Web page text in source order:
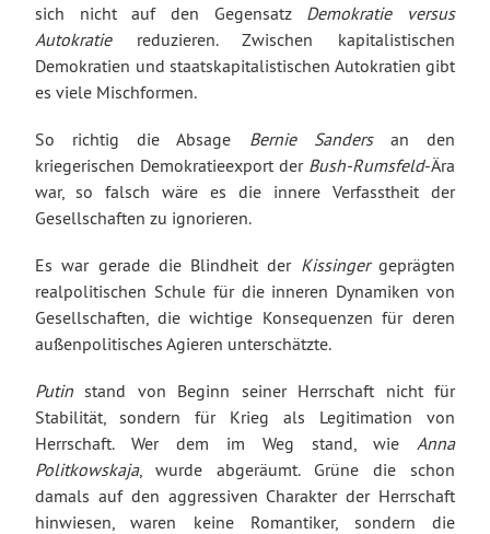
sich nicht auf den Gegensatz Demokratie versus
Autokratie reduzieren. Zwischen kapitalistischen
Demokratien und staatskapitalistischen Autokratien gibt
es viele Mischformen.
So richtig die Absage Bernie Sandersan den
kriegerischen Demokratieexport der Bush-Rumsfeld-Ära
war, so falsch wäre es die innere Verfasstheit der
Gesellschaften zu ignorieren.
Es war gerade die Blindheit der Kissingergeprägten
realpolitischen Schule für die inneren Dynamiken von
Gesellschaften, die wichtige Konsequenzen für deren
außenpolitisches Agieren unterschätzte.
Putinstand von Beginn seiner Herrschaft nicht für
Stabilität, sondern für Krieg als Legitimation von
Herrschaft. Wer dem im Weg stand, wie Anna
Politkowskaja, wurde abgeräumt. Grüne die schon
damals auf den aggressiven Charakter der Herrschaft
hinwiesen, waren keine Romantiker, sondern die